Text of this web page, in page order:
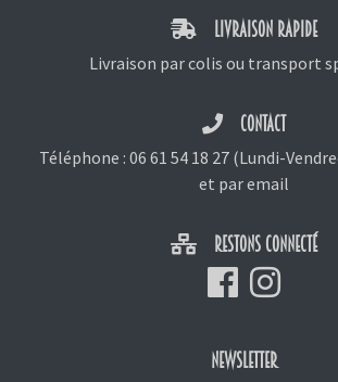
LIVRAISON RAPIDE
Livraison par colis ou transport
CONTACT
Téléphone : 06 61 54 18 27(Lundi-
et par email
RESTONS CONNECTÉ
NEWSLETTER